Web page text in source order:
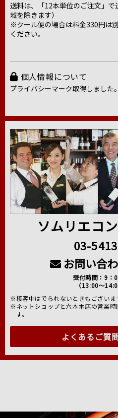
送料は、「12本単位のご注文」
域を除きます）
※クール便の場合は料金330円は
ください。
個人情報について
プライバシーマーク取得しました。
ソムリエコ
03-
お問い合
受付時間：9：
（13:00～
※接客中はでられないときもございま
※ネットショップと六本木店の営業
す。
よくあるご質